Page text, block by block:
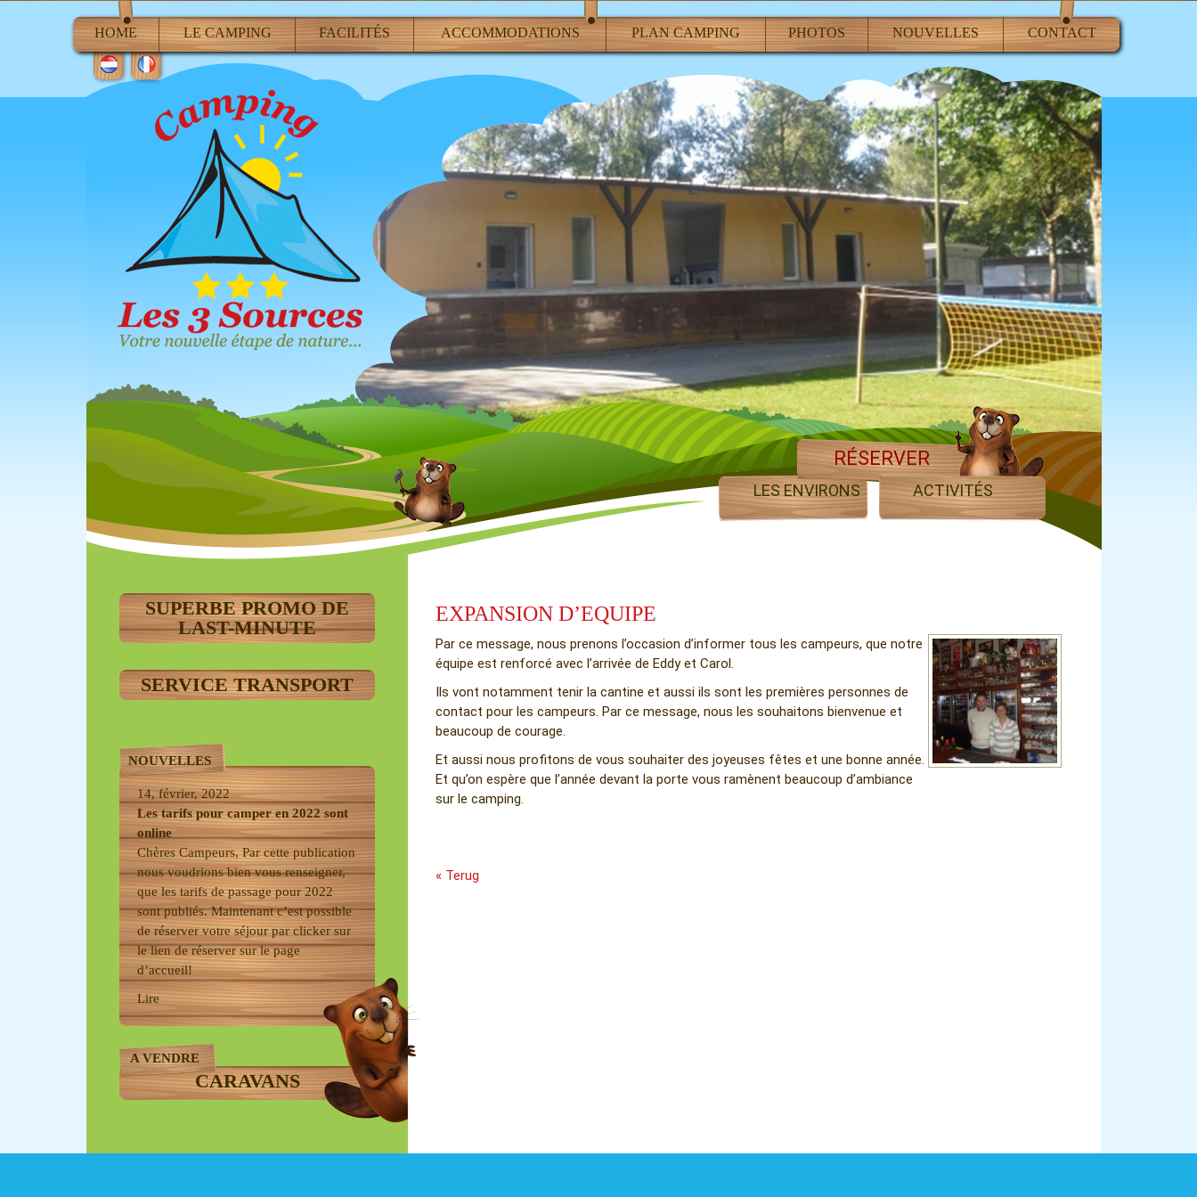
HOME LE CAMPING FACILITÉS ACCOMMODATIONS PLAN CAMPING PHOTOS NOUVELLES CONTACT
RÉSERVER
LES ENVIRONS ACTIVITÉS
EXPANSION D’EQUIPE
Par ce message, nous prenons l’occasion d’informer tous les campeurs, que notre
équipe est renforcé avec l’arrivée de Eddy et Carol.
Ils vont notamment tenir la cantine et aussi ils sont les premières personnes de
contact pour les campeurs. Par ce message, nous les souhaitons bienvenue et
beaucoup de courage.
Et aussi nous profitons de vous souhaiter des joyeuses fêtes et une bonne année.
Et qu’on espère que l’année devant la porte vous ramènent beaucoup d’ambiance
sur le camping.
« Terug
SUPERBE PROMO DE
LAST-MINUTE
SERVICE TRANSPORT
NOUVELLES
14, février, 2022
Les tarifs pour camper en 2022 sont
online
Chères Campeurs, Par cette publication
nous voudrions bien vous renseigner,
que les tarifs de passage pour 2022
sont publiés. Maintenant c’est possible
de réserver votre séjour par clicker sur
le lien de réserver sur le page
d’accueil!
Lire
A VENDRE
CARAVANS